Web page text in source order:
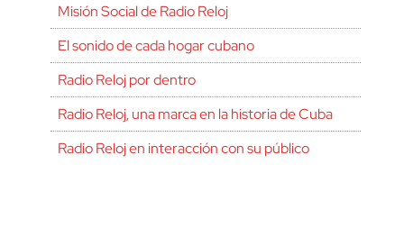
Misión Social de Radio Reloj
El sonido de cada hogar cubano
Radio Reloj por dentro
Radio Reloj, una marca en la historia de Cuba
Radio Reloj en interacción con su público